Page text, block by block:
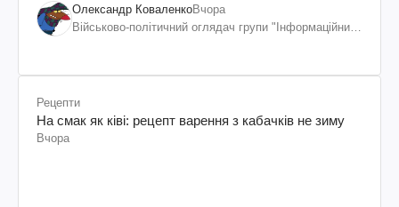
дискомфорт: як це вдалося
Олександр КоваленкоВчора
Військово-політичний оглядач групи "Інформаційний
Рецепти
На смак як ківі: рецепт варення з кабачків не зиму
Вчора